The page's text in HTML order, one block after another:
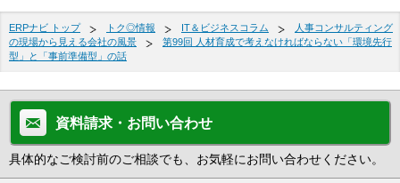
ERPナビ トップ トク◎情報 IT＆ビジネスコラム
人事コンサルティング
の現場から見える会社の風景
第99回 人材育成で考えなければならない「環境先行
型」と「事前準備型」の話
資料請求・お問い合わせ
具体的なご検討前のご相談でも、お気軽にお問い合わせください。